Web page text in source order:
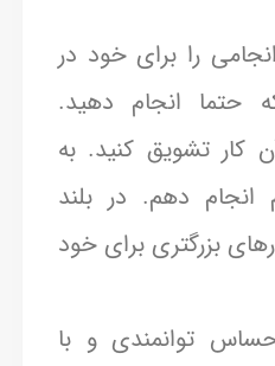
را برای خود در
حتما انجام دهید.
کار تشویق کنید. به
انجام دهم. در بلند
بزرگتری برای خود
توانمندی و با